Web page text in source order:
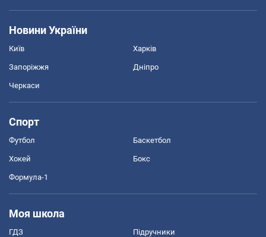
Новини України
Київ Харків
Запоріжжя Дніпро
Черкаси
Спорт
Футбол Баскетбол
Хокей Бокс
Формула-1
Моя школа
ГДЗ Підручники